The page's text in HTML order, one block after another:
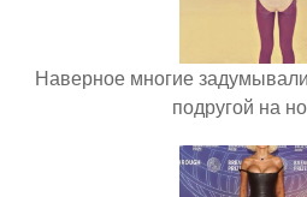
Наверное многие
подругой на